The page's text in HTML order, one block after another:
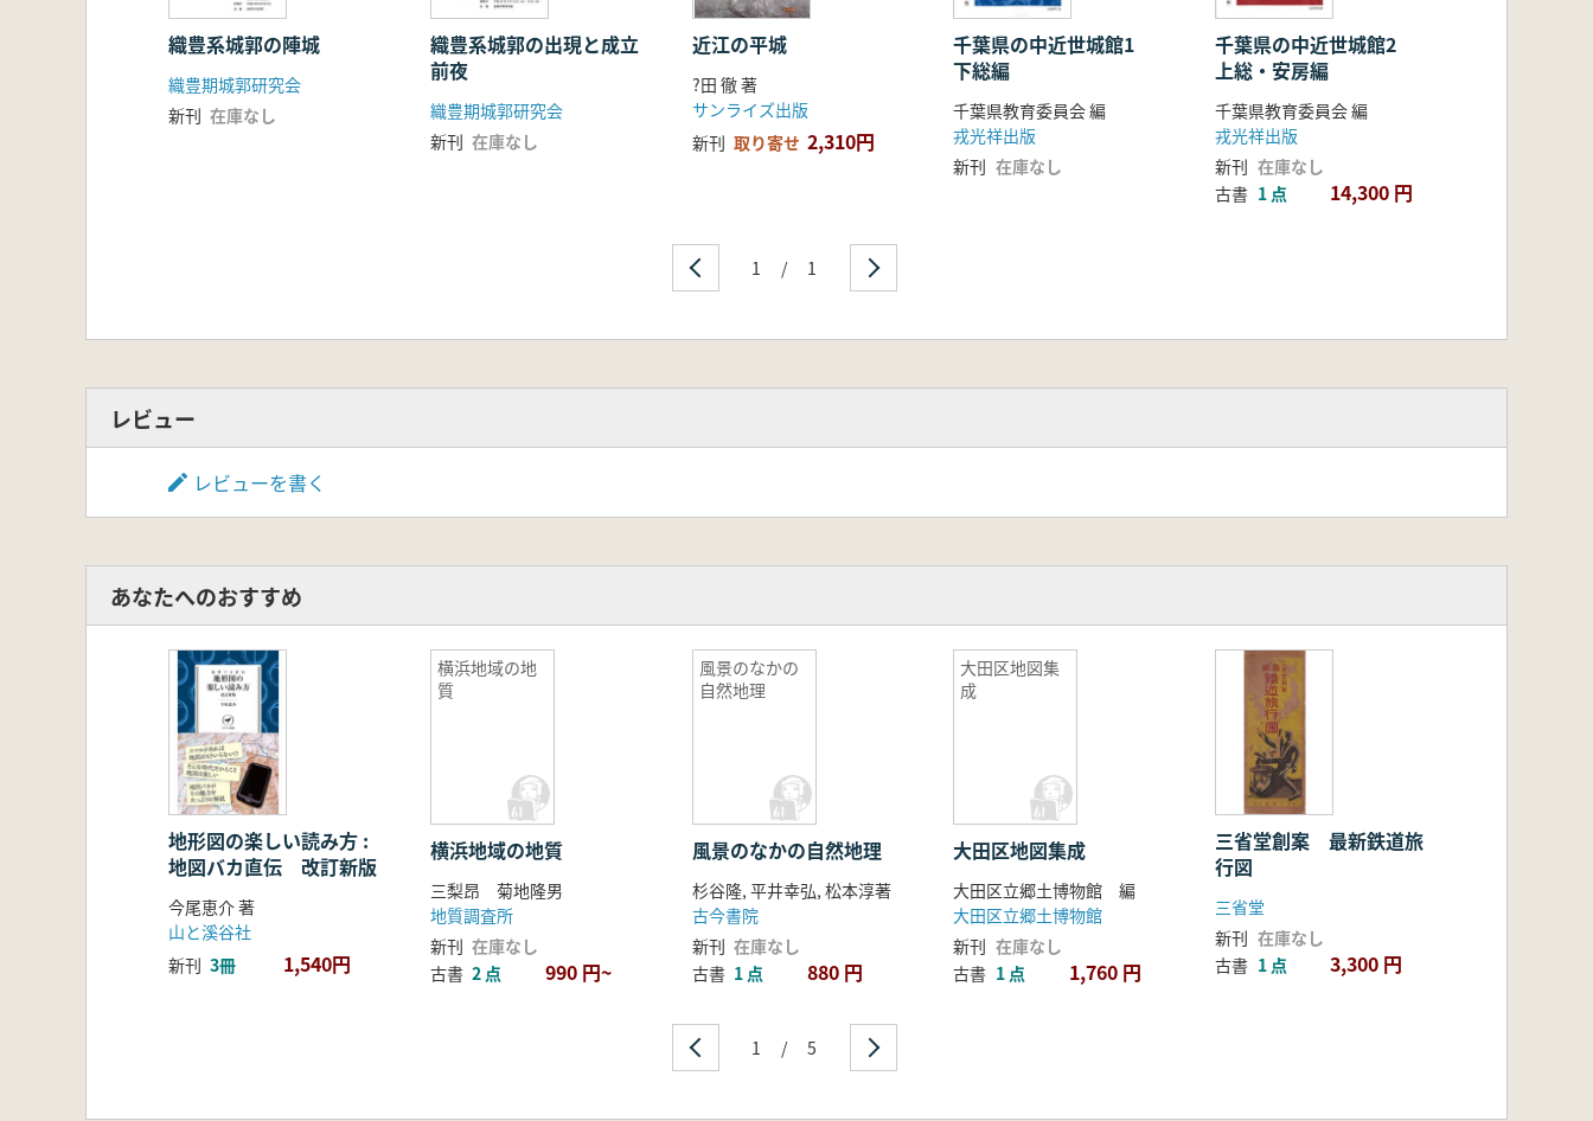
織豊系城郭の陣城
織豊期城郭研究会
新刊 在庫なし
織豊系城郭の出現と成立
前夜
織豊期城郭研究会
新刊 在庫なし
近江の平城
?田 徹 著
サンライズ出版
新刊 取り寄せ 2,310円
千葉県の中近世城館1
下総編
千葉県教育委員会 編
戎光祥出版
新刊 在庫なし
千葉県の中近世城館2
上総・安房編
千葉県教育委員会 編
戎光祥出版
新刊 在庫なし
古書 1 点 14,300 円
1 / 1
レビュー
レビューを書く
あなたへのおすすめ
地形図の楽しい読み方 :
地図バカ直伝 改訂新版
今尾恵介 著
山と溪谷社
新刊 3冊 1,540円
横浜地域の地
質
横浜地域の地質
三梨昂 菊地隆男
地質調査所
新刊 在庫なし
古書 2 点 990 円~
風景のなかの
自然地理
風景のなかの自然地理
杉谷隆, 平井幸弘, 松本淳著
古今書院
新刊 在庫なし
古書 1 点 880 円
大田区地図集
成
大田区地図集成
大田区立郷土博物館 編
大田区立郷土博物館
新刊 在庫なし
古書 1 点 1,760 円
三省堂創案 最新鉄道旅
行図
三省堂
新刊 在庫なし
古書 1 点 3,300 円
1 / 5